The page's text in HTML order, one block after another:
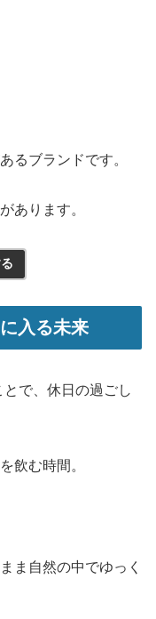
るブランドです。
あります。
入る未来
で、休日の過ごし
飲む時間。
ま自然の中でゆっく